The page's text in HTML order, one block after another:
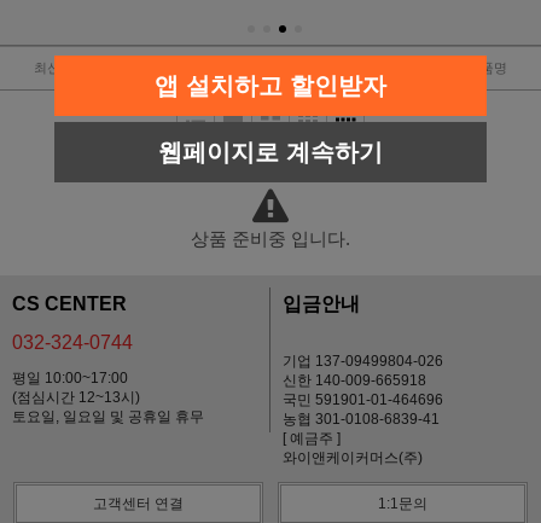
최신순 상품명
상품 준비중 입니다.
CS CENTER
032-324-0744
평일 10:00~17:00
(점심시간 12~13시)
토요일, 일요일 및 공휴일 휴무
입금안내
기업 137-09499804-026
신한 140-009-665918
국민 591901-01-464696
농협 301-0108-6839-41
[ 예금주 ]
와이앤케이커머스(주)
고객센터 연결 1:1문의
앱 설치하고 할인받자
웹페이지로 계속하기